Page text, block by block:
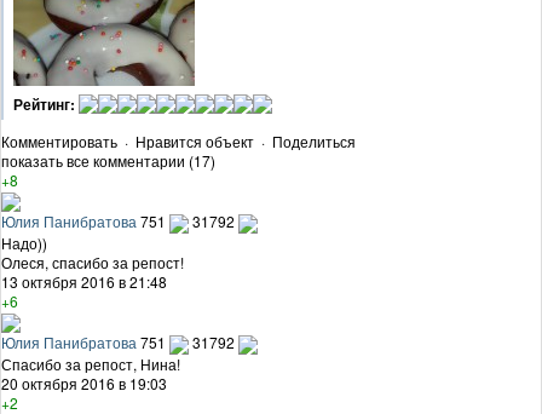
Рейтинг:
Комментировать · Нравится объект · Поделиться
показать все комментарии (17)
+8
Юлия Панибратова 751
31792
Надо))
Олеся, спасибо за репост!
13 октября 2016 в 21:48
+6
Юлия Панибратова 751
31792
Спасибо за репост, Нина!
20 октября 2016 в 19:03
+2